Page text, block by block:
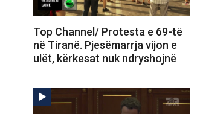
Top Channel/ Protesta e 69-të
në Tiranë. Pjesëmarrja vijon e
ulët, kërkesat nuk ndryshojnë